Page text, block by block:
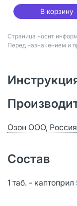
В корзину
Страница носит
Перед назначением и
Озон ООО, Россия
Состав
1 таб. -